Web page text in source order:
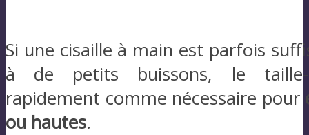
Si une cisaille à main est parfois
à de petits buissons, le taille-
rapidement comme nécessaire pour
ou hautes.